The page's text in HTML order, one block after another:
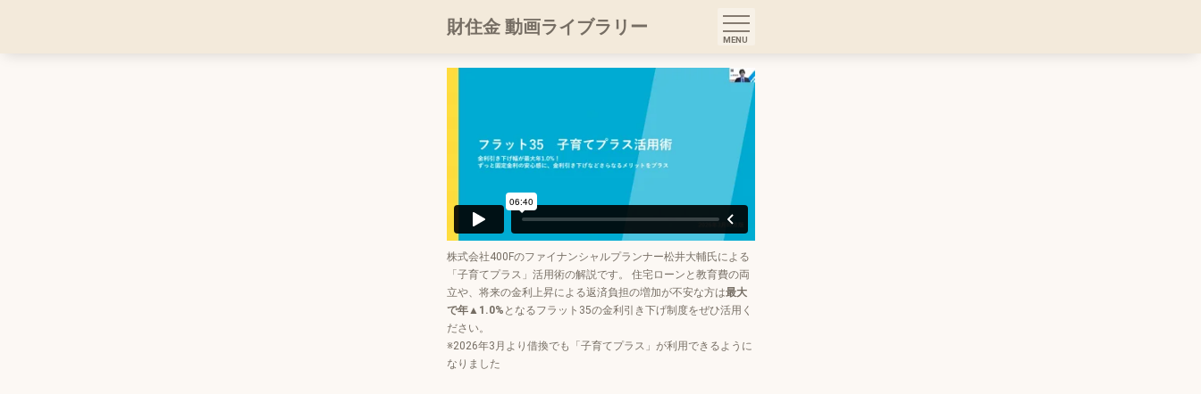
財住金 動画ライブラリー
フラット35「子育てプラス」活用術
株式会社400Fのファイナンシャルプランナー松井大輔氏による
「子育てプラス」活用術の解説です。 住宅ローンと教育費の両
立や、将来の金利上昇による返済負担の増加が不安な方は最大
で年▲1.0% となるフラット35の金利引き下げ制度をぜひ活用く
ださい。
※2026年3月より借換でも「子育てプラス」が利用できるように
なりました